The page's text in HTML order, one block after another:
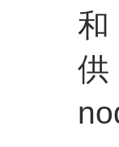
和
供